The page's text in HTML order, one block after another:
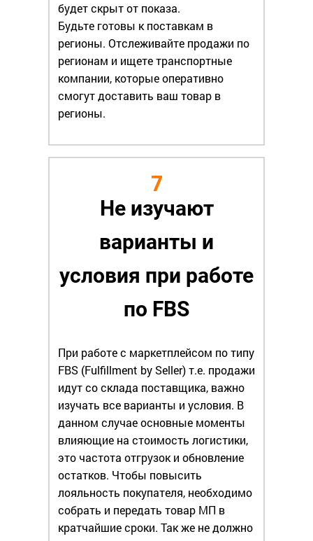
будет скрыт от показа.
Будьте готовы к поставкам в
регионы. Отслеживайте продажи по
регионам и ищете транспортные
компании, которые оперативно
смогут доставить ваш товар в
регионы.
7
Не изучают
варианты и
условия при работе
по FBS
При работе с маркетплейсом по типу
FBS (Fulfillment by Seller) т.е. продажи
идут со склада поставщика, важно
изучать все варианты и условия. В
данном случае основные моменты
влияющие на стоимость логистики,
это частота отгрузок и обновление
остатков. Чтобы повысить
лояльность покупателя, необходимо
собрать и передать товар МП в
кратчайшие сроки. Так же не должно